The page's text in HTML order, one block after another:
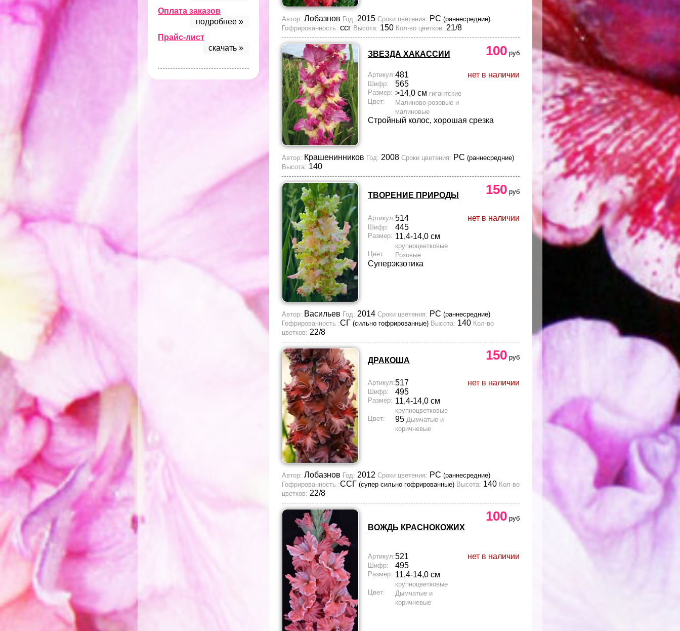
Оплата заказов
подробнее »
Прайс-лист
скачать »
Автор: Лобазнов Год: 2015 Сроки цветения: РС (раннесредние)
Гофрированность :ссг Высота: 150 Кол-во цветков: 21/8
ЗВЕЗДА ХАКАССИИ 100 руб
нет в наличии
Артикул:481
Шифр: 565
Размер: >14,0 см гигантские
Цвет:
Малиново-розовые и
малиновые
Стройный колос, хорошая срезка
Автор: Крашенинников Год: 2008 Сроки цветения: РС (раннесредние)
Высота: 140
ТВОРЕНИЕ ПРИРОДЫ 150 руб
нет в наличии
Артикул:514
Шифр: 445
Размер: 11,4-14,0 см
крупноцветковые
Цвет:
Розовые
Суперэкзотика
Автор: Васильев Год: 2014 Сроки цветения: РС (раннесредние)
Гофрированность :СГ (сильно гофрированные) Высота: 140 Кол-во
цветков: 22/8
ДРАКОША 150 руб
нет в наличии
Артикул:517
Шифр: 495
Размер: 11,4-14,0 см
крупноцветковые
Цвет:
95 Дымчатые и
коричневые
Автор: Лобазнов Год: 2012 Сроки цветения: РС (раннесредние)
Гофрированность :ССГ (супер сильно гофрированные) Высота: 140 Кол-во
цветков: 22/8
ВОЖДЬ КРАСНОКОЖИХ
100 руб
нет в наличии
Артикул:521
Шифр: 495
Размер: 11,4-14,0 см
крупноцветковые
Цвет:
Дымчатые и
коричневые